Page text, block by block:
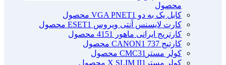
محصول
کابل یک به دو VGA PNET 1 محصول
کارت لایسنس آنتی ویروس ESET 1 محصول
کارتریج ایرانی ماهور 415
1 محصول
کارتیج 737 CANON
1 محصول
کولر مسترCMC3 1 محصول
کولر مسترX SLIM II 1 محصول